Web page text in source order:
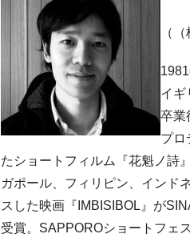
（
イギ
卒業
プロ
たショートフィルム『花魁ノ詩
ガポール、フィリピン、インド
スした映画『IMBISIBOL』が
受賞。SAPPOROショートフェ